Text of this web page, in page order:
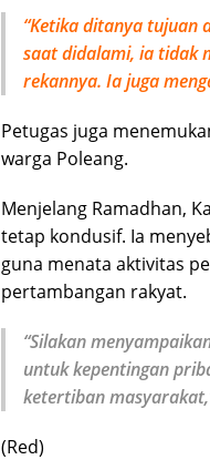
“Ketika ditanya tujuan
saat didalami, ia tidak
rekannya. Ia juga
Petugas juga
warga Poleang.
Menjelang Ramadhan,
tetap kondusif. Ia
guna menata aktivitas
pertambangan rakyat.
“Silakan
untuk kepentingan
ketertiban
(Red)